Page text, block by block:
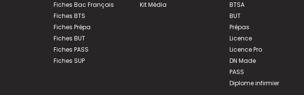
Fiches Bac Français
Fiches BTS
Fiches Prépa
Fiches BUT
Fiches PASS
Fiches SUP
Kit Média
BTSA
BUT
Prépas
Licence
Licence Pro
DN Made
PASS
Diplome infirmier